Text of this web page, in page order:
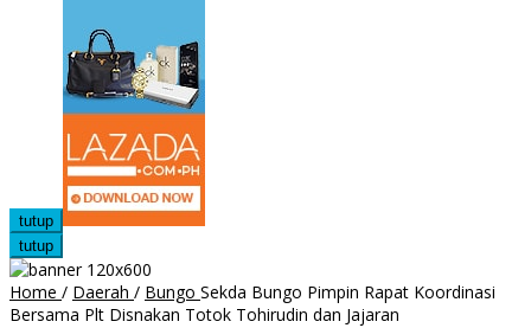
tutup
tutup
Home / Daerah / Bungo Sekda Bungo Pimpin Rapat Koordinasi
Bersama Plt Disnakan Totok Tohirudin dan Jajaran